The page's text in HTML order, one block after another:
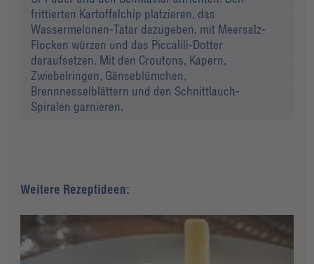
frittierten Kartoffelchip platzieren, das
Wassermelonen-Tatar dazugeben, mit Meersalz-
Flocken würzen und das Piccalili-Dotter
daraufsetzen. Mit den Croutons, Kapern,
Zwiebelringen, Gänseblümchen,
Brennnesselblättern und den Schnittlauch-
Spiralen garnieren.
Weitere Rezeptideen: